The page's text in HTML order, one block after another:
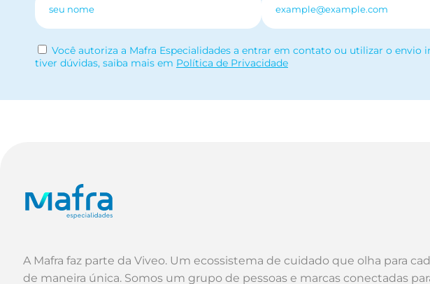
Você autoriza a Mafra Especialidades a entrar em contato ou utilizar o envio
tiver dúvidas, saiba mais em Política de Privacidade
A Mafra faz parte da Viveo. Um ecossistema de cuidado que olha para
de maneira única. Somos um grupo de pessoas e marcas conectadas